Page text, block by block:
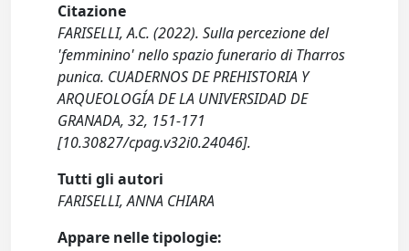
Citazione
FARISELLI, A.C. (2022). Sulla percezione del
'femminino' nello spazio funerario di Tharros
punica. CUADERNOS DE PREHISTORIA Y
ARQUEOLOGÍA DE LA UNIVERSIDAD DE
GRANADA, 32, 151-171
[10.30827/cpag.v32i0.24046].
Tutti gli autori
FARISELLI, ANNA CHIARA
Appare nelle tipologie: